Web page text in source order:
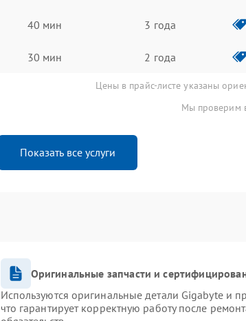
40 мин 3 года
30 мин 2 года
Цены в прайс-листе указаны
Мы проверим
Показать все услуги
Оригинальные запчасти и
Используются оригинальные детали Gigabyte и
что гарантирует корректную работу после